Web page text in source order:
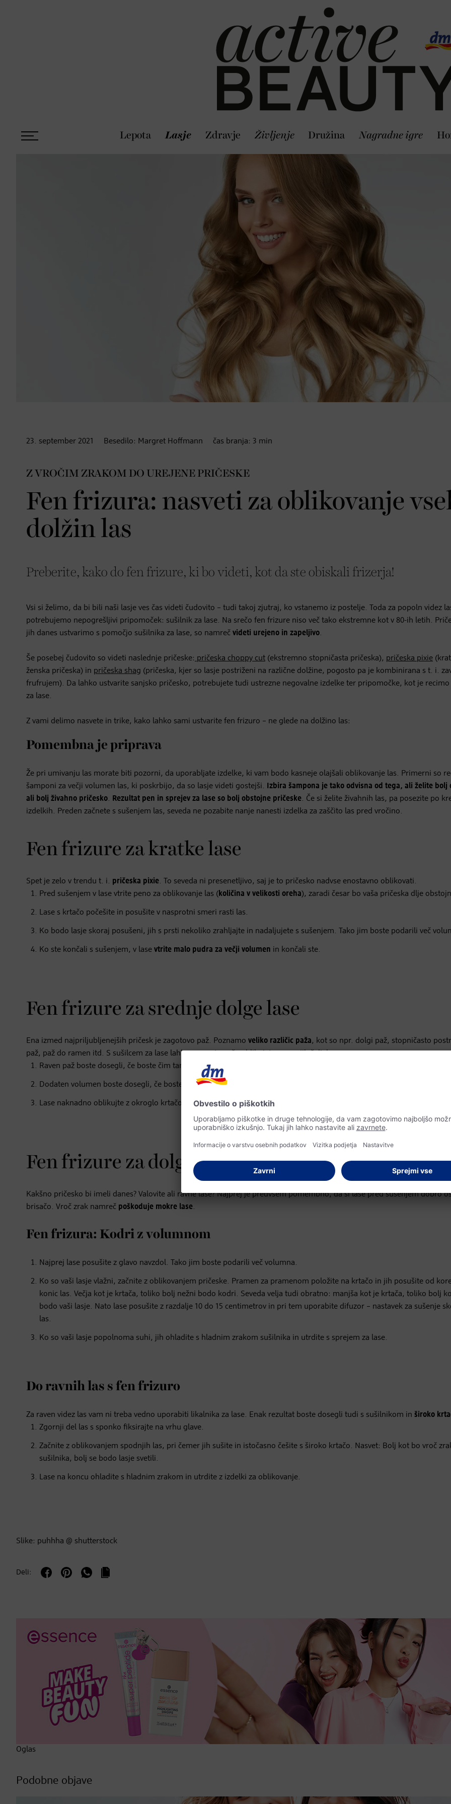
Lepota Lasje Zdravje Življenje Družina Nagradne igre
23. september 2021 Besedilo: Margret Hoffmann čas branja: 3 min
Z VROČIM ZRAKOM DO UREJENE PRIČESKE
Fen frizura: nasveti za oblikovanje
dolžin las
Preberite, kako do fen frizure, ki bo videti, kot da ste obiskali frizerja!
Vsi si želimo, da bi bili naši lasje ves čas videti čudovito – tudi takoj zjutraj, ko vstanemo iz postelje. Toda za popoln videz
potrebujemo nepogrešljivi pripomoček: sušilnik za lase. Na srečo fen frizure niso več tako ekstremne kot v 80-ih letih.
jih danes ustvarimo s pomočjo sušilnika za lase, so namreč videti urejeno in zapeljivo.
Še posebej čudovito so videti naslednje pričeske: pričeska choppy cut (ekstremno stopničasta pričeska), pričeska pixie
ženska pričeska) in pričeska shag (pričeska, kjer so lasje postriženi na različne dolžine, pogosto pa je kombinirana s t. i.
frufrujem). Da lahko ustvarite sanjsko pričesko, potrebujete tudi ustrezne negovalne izdelke ter pripomočke, kot je recimo
za lase.
Z vami delimo nasvete in trike, kako lahko sami ustvarite fen frizuro – ne glede na dolžino las:
Pomembna je priprava
Že pri umivanju las morate biti pozorni, da uporabljate izdelke, ki vam bodo kasneje olajšali oblikovanje las. Primerni so
šamponi za večji volumen las, ki poskrbijo, da so lasje videti gostejši. Izbira šampona je tako odvisna od tega, ali želite bolj
ali bolj živahno pričesko. Rezultat pen in sprejev za lase so bolj obstojne pričeske. Če si želite živahnih las, pa posezite po
izdelkih. Preden začnete s sušenjem las, seveda ne pozabite nanje nanesti izdelka za zaščito las pred vročino.
Fen frizure za kratke lase
Spet je zelo v trendu t. i. pričeska pixie. To seveda ni presenetljivo, saj je to pričesko nadvse enostavno oblikovati.
Pred sušenjem v lase vtrite peno za oblikovanje las (količina v velikosti oreha), zaradi česar bo vaša pričeska dlje
Lase s krtačo počešite in posušite v nasprotni smeri rasti las.
Ko bodo lasje skoraj posušeni, jih s prsti nekoliko zrahljajte in nadaljujete s sušenjem. Tako jim boste podarili več
Ko ste končali s sušenjem, v lase vtrite malo pudra za večji volumen in končali ste.
Fen frizure za srednje dolge lase
Ena izmed najpriljubljenejših pričesk je zagotovo paž. Poznamo veliko različic paža, kot so npr. dolgi paž, stopničasto
paž, paž do ramen itd. S sušilcem za lase lahko vse vrste paža oblikujete po svojih željah:
Raven paž boste dosegli, če boste čim tanjša pramena sušili s pomočjo okrogle krtače.
Dodaten volumen boste dosegli, če boste lase sušili z glavo navzdol ali jih oblikovali navzgor in sušili od spodaj navzgor.
Lase naknadno oblikujte z okroglo krtačo, zaradi česar bodo bolj živahni.
Fen frizure za dolge lase
Kakšno pričesko bi imeli danes? Valovite ali ravne lase? Najprej je predvsem pomembno, da si lase pred sušenjem dobro
brisačo. Vroč zrak namreč poškoduje mokre lase.
Fen frizura: Kodri z volumnom
Najprej lase posušite z glavo navzdol. Tako jim boste podarili več volumna.
Ko so vaši lasje vlažni, začnite z oblikovanjem pričeske. Pramen za pramenom položite na krtačo in jih posušite od
konic las. Večja kot je krtača, toliko bolj nežni bodo kodri. Seveda velja tudi obratno: manjša kot je krtača, toliko bolj
bodo vaši lasje. Nato lase posušite z razdalje 10 do 15 centimetrov in pri tem uporabite difuzor – nastavek za sušenje
las.
Ko so vaši lasje popolnoma suhi, jih ohladite s hladnim zrakom sušilnika in utrdite s sprejem za lase.
Do ravnih las s fen frizuro
Za raven videz las vam ni treba vedno uporabiti likalnika za lase. Enak rezultat boste dosegli tudi s sušilnikom in široko
Zgornji del las s sponko fiksirajte na vrhu glave.
Začnite z oblikovanjem spodnjih las, pri čemer jih sušite in istočasno češite s široko krtačo. Nasvet: Bolj kot bo vroč
sušilnika, bolj se bodo lasje svetili.
Lase na koncu ohladite s hladnim zrakom in utrdite z izdelki za oblikovanje.
Slike: puhhha @ shutterstock
Deli:
Oglas
Podobne objave